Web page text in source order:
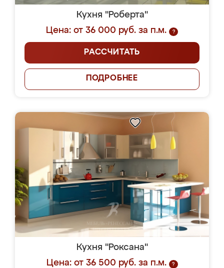
Кухня "Роберта"
Цена: от 36 000 руб. за п.м.
?
РАССЧИТАТЬ
ПОДРОБНЕЕ
Кухня "Роксана"
Цена: от 36 500 руб. за п.м.
?